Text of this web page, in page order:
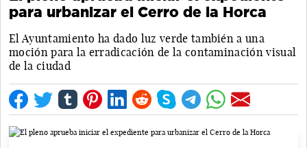
para urbanizar el Cerro de la Horca
El Ayuntamiento ha dado luz verde también a una
moción para la erradicación de la contaminación visual
de la ciudad